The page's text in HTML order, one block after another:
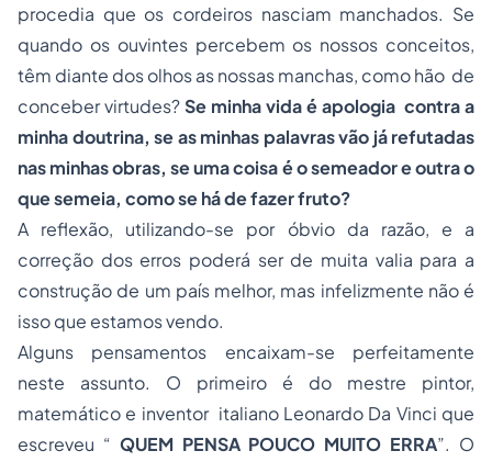
procedia que os cordeiros nasciam manchados. Se
quando os ouvintes percebem os nossos conceitos,
têm diante dos olhos as nossas manchas, como hão de
conceber virtudes?Se minha vida é apologia contra a
minha doutrina, se as minhas palavras vão já refutadas
nas minhas obras, se uma coisa é o semeador e outra o
que semeia, como se há de fazer fruto?
A reflexão, utilizando-se por óbvio da razão, e a
correção dos erros poderá ser de muita valia para a
construção de um país melhor, mas infelizmente não é
isso que estamos vendo.
Alguns pensamentos encaixam-se perfeitamente
neste assunto. O primeiro é do mestre pintor,
matemático e inventor italiano Leonardo Da Vinci que
escreveu “ QUEM PENSA POUCO MUITO ERRA”. O